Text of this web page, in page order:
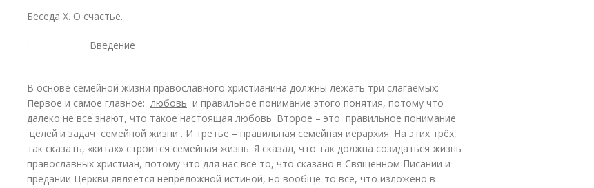
Беседа Х. О счастье.
· Введение
В основе семейной жизни православного христианина должны лежать три слагаемых:
Первое и самое главное: любовь и правильное понимание этого понятия, потому что
далеко не все знают, что такое настоящая любовь. Второе – это правильное понимание
целей и задач семейной жизни . И третье – правильная семейная иерархия. На этих трёх,
так сказать, «китах» строится семейная жизнь. Я сказал, что так должна созидаться жизнь
православных христиан, потому что для нас всё то, что сказано в Священном Писании и
предании Церкви является непреложной истиной, но вообще-то всё, что изложено в